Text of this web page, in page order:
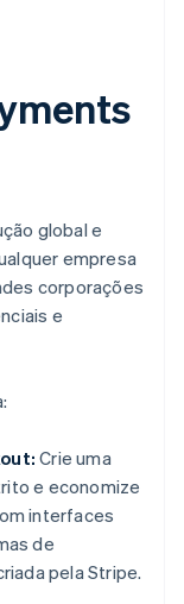
global e
empresa
corporações
e
Crie uma
e economize
interfaces
de
pela Stripe.